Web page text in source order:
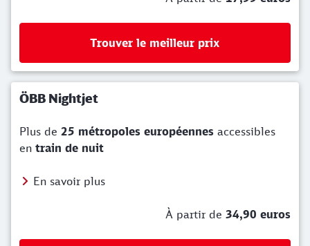
Trouver le meilleur prix
ÖBB Nightjet
Plus de 25 métropoles européennes accessibles
en train de nuit
En savoir plus
À partir de 34,90 euros